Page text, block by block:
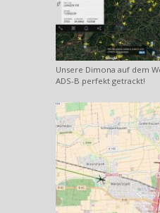
Unsere Dimona auf dem
ADS-B perfekt getrackt!